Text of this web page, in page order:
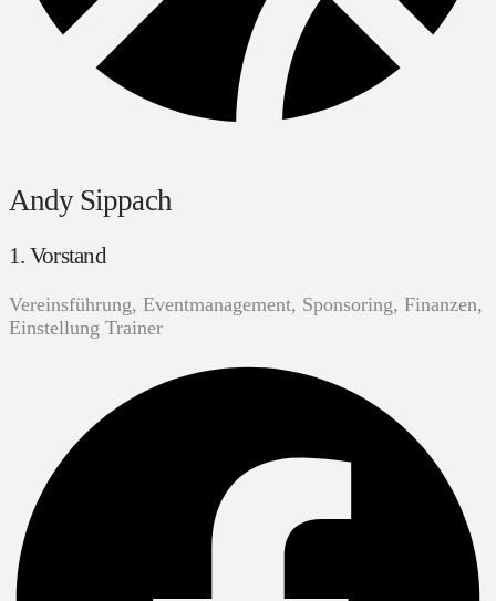
Andy Sippach
1. Vorstand
Vereinsführung, Eventmanagement, Sponsoring, Finanzen,
Einstellung Trainer